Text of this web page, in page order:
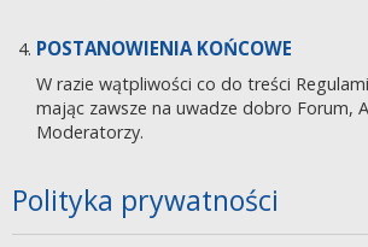
POSTANOWIENIA KOŃCOWE
W razie wątpliwości co do treści
mając zawsze na uwadze dobro Forum,
Moderatorzy.
Polityka prywatności